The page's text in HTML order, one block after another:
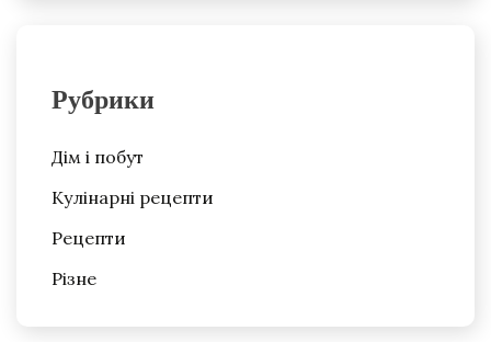
Рубрики
Дім і побут
Кулінарні рецепти
Рецепти
Різне